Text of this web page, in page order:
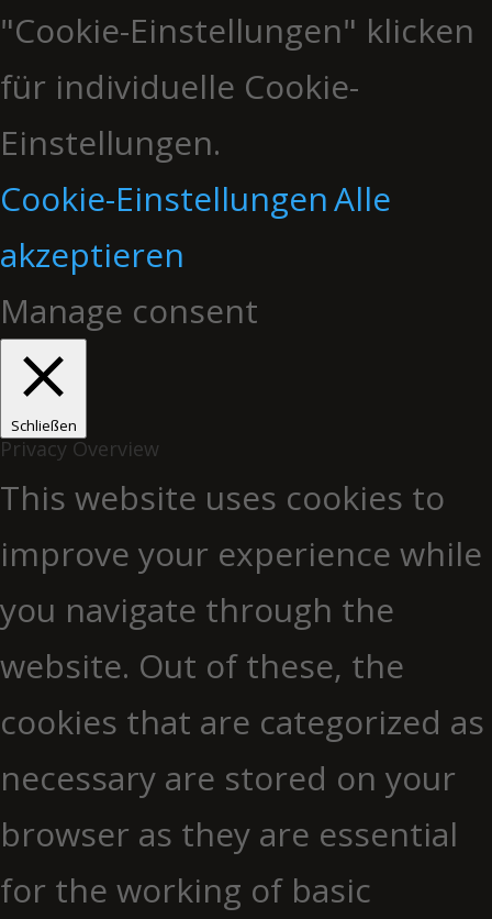
"Cookie-Einstellungen" klicken
für individuelle Cookie-
Einstellungen.
Cookie-EinstellungenAlle
akzeptieren
Manage consent
Schließen
Privacy Overview
This website uses cookies to
improve your experience while
you navigate through the
website. Out of these, the
cookies that are categorized as
necessary are stored on your
browser as they are essential
for the working of basic